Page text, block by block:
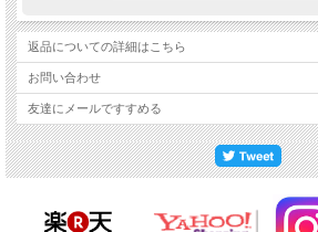
返品についての詳細はこちら
お問い合わせ
友達にメールですすめる